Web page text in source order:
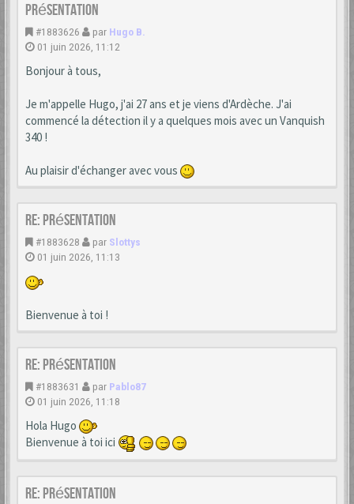
Présentation
#1883626 par Hugo B.
01 juin 2026, 11:12
Bonjour à tous,
Je m'appelle Hugo, j'ai 27 ans et je viens d'Ardèche. J'ai
commencé la détection il y a quelques mois avec un Vanquish
340 !
Au plaisir d'échanger avec vous
Re: Présentation
#1883628 par Slottys
01 juin 2026, 11:13
Bienvenue à toi !
Re: Présentation
#1883631 par Pablo87
01 juin 2026, 11:18
Hola Hugo
Bienvenue à toi ici
Re: Présentation